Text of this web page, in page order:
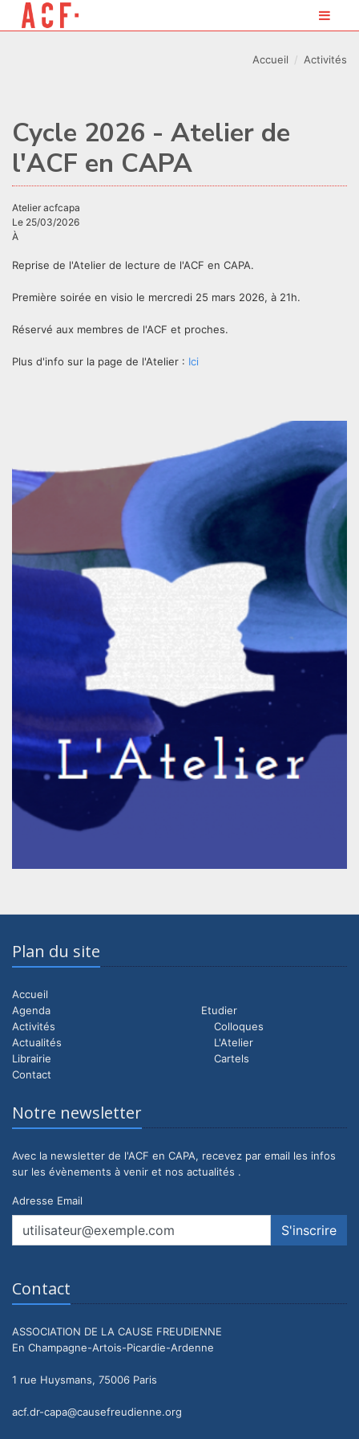
Accueil Activités
Cycle 2026 - Atelier de
l'ACF en CAPA
atelier acfcapa
Le 25/03/2026
À
Reprise de l'Atelier de lecture de l'ACF en CAPA.
Première soirée en visio le mercredi 25 mars 2026, à 21h.
Réservé aux membres de l'ACF et proches.
Plus d'info sur la page de l'Atelier : Ici
Plan du site
Accueil
Etudier
Colloques
L'Atelier
Cartels
Agenda
Activités
Actualités
Librairie
Contact
Notre newsletter
Avec la newsletter de l'ACF en CAPA, recevez par email les infos
sur les évènements à venir et nos actualités .
Adresse Email
Contact
ASSOCIATION DE LA CAUSE FREUDIENNE
En Champagne-Artois-Picardie-Ardenne
1 rue Huysmans, 75006 Paris
acf.dr-capa@causefreudienne.org